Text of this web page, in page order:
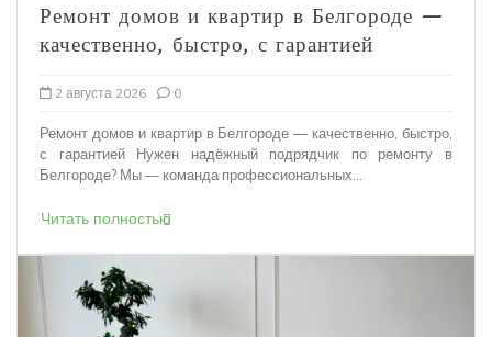
Ремонт домов и квартир в Белгороде —
качественно, быстро, с гарантией
2 августа 2026 0
Ремонт домов и квартир в Белгороде — качественно, быстро,
с гарантией Нужен надёжный подрядчик по ремонту в
Белгороде? Мы — команда профессиональных...
Читать полностью